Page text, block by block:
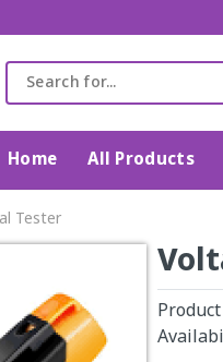
Home All Products
Tester
Product